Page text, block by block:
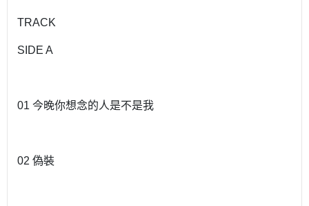
TRACK
SIDE A
01 今晚你想念的人是不是我
02 偽裝